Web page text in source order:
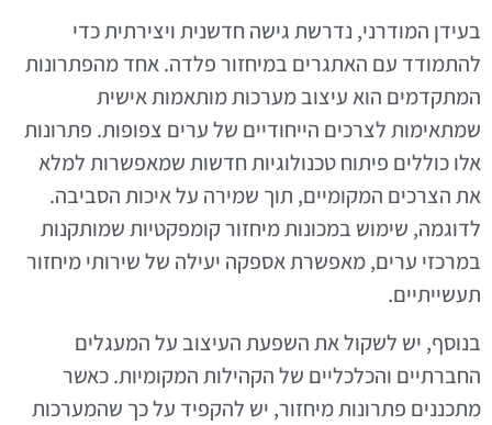
בעידן המודרני, נדרשת גישה חדשנית ויצירתית כדי
להתמודד עם האתגרים במיחזור פלדה. אחד מהפתרונות
המתקדמים הוא עיצוב מערכות מותאמות אישית
שמתאימות לצרכים הייחודיים של ערים צפופות. פתרונות
אלו כוללים פיתוח טכנולוגיות חדשות שמאפשרות למלא
את הצרכים המקומיים, תוך שמירה על איכות הסביבה.
לדוגמה, שימוש במכונות מיחזור קומפקטיות שמותקנות
במרכזי ערים, מאפשרת אספקה יעילה של שירותי מיחזור
תעשייתיים.
בנוסף, יש לשקול את השפעת העיצוב על המעגלים
החברתיים והכלכליים של הקהילות המקומיות. כאשר
מתכננים פתרונות מיחזור, יש להקפיד על כך שהמערכות